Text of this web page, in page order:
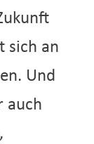
sich an
Und
auch